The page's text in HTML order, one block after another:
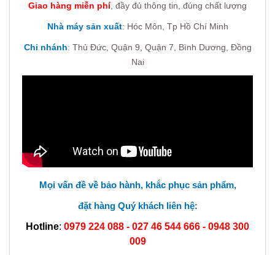
Giao hàng miễn phí, đầy đủ thông tin, đúng chất lượng
Nhà máy sản xuất: Hóc Môn, Tp Hồ Chí Minh
Chi nhánh: Thủ Đức, Quận 9, Quận 7, Bình Dương, Đồng
Nai
Mọi vấn đề về bảo hành, khắc phục sản phẩm,
đặt hàng Quý khách liên hệ:
Hotline: 0979 224 088 - 027 46 544 666 - 0948 300
009